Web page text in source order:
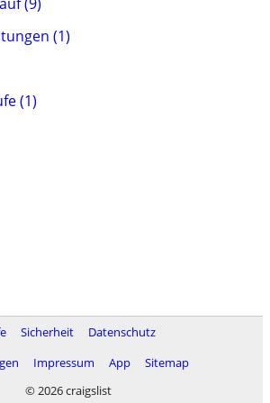
(1)
(1)
Sicherheit
Datenschutz
Impressum App
Sitemap
© 2026 craigslist